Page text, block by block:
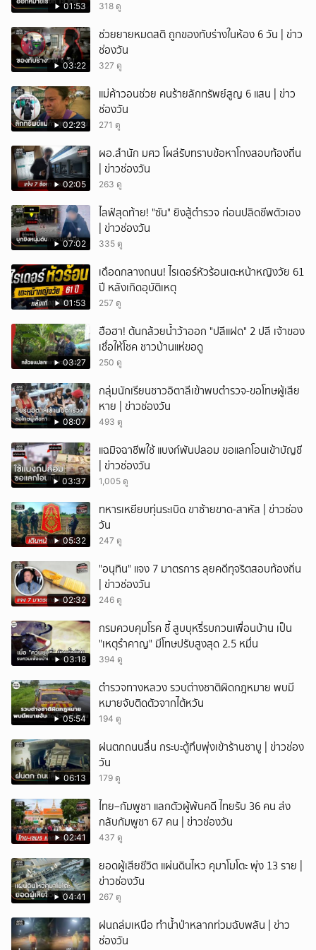
01:53 318 ดู
03:22
ช่วยยายหมดสติ ถูกของทับร่างในห้อง 6 วัน | ข่าว
ช่องวัน
327 ดู
02:23
แม่ค้าวอนช่วย คนร้ายลักทรัพย์สูญ 6 แสน | ข่าว
ช่องวัน
271 ดู
02:05
ผอ.สำนัก มศว โผล่รับทราบข้อหาโกงสอบท้องถิ่น
| ข่าวช่องวัน
263 ดู
07:02
ไลฟ์สุดท้าย! "ซัน" ยิงสู้ตำรวจ ก่อนปลิดชีพตัวเอง
| ข่าวช่องวัน
335 ดู
01:53
เดือดกลางถนน! ไรเดอร์หัวร้อนเตะหน้าหญิงวัย 61
ปี หลังเกิดอุบัติเหตุ
257 ดู
03:27
ฮือฮา! ต้นกล้วยน้ำว้าออก "ปลีแฝด" 2 ปลี เจ้าของ
เชื่อให้โชค ชาวบ้านแห่ขอดู
250 ดู
08:07
กลุ่มนักเรียนชาวอิตาลีเข้าพบตำรวจ-ขอโทษผู้เสีย
หาย | ข่าวช่องวัน
493 ดู
03:37
แฉมิจฉาชีพใช้ แบงก์พันปลอม ขอแลกโอนเข้าบัญชี
| ข่าวช่องวัน
1,005 ดู
05:32
ทหารเหยียบทุ่นระเบิด ขาซ้ายขาด-สาหัส | ข่าวช่อง
วัน
247 ดู
02:32
"อนุทิน" แจง 7 มาตรการ ลุยคดีทุจริตสอบท้องถิ่น
| ข่าวช่องวัน
246 ดู
03:18
กรมควบคุมโรค ชี้ สูบบุหรี่รบกวนเพื่อนบ้าน เป็น
"เหตุรำคาญ" มีโทษปรับสูงสุด 2.5 หมื่น
394 ดู
05:54
ตำรวจทางหลวง รวบต่างชาติผิดกฎหมาย พบมี
หมายจับติดตัวจากไต้หวัน
194 ดู
06:13
ฝนตกถนนลื่น กระบะตู้ทึบพุ่งเข้าร้านชาบู | ข่าวช่อง
วัน
179 ดู
02:41
ไทย–กัมพูชา แลกตัวผู้พ้นคดี ไทยรับ 36 คน ส่ง
กลับกัมพูชา 67 คน | ข่าวช่องวัน
437 ดู
04:41
ยอดผู้เสียชีวิต แผ่นดินไหว คุมาโมโตะ พุ่ง 13 ราย |
ข่าวช่องวัน
267 ดู
ฝนถล่มเหนือ ทำน้ำป่าหลากท่วมฉับพลัน | ข่าว
ช่องวัน